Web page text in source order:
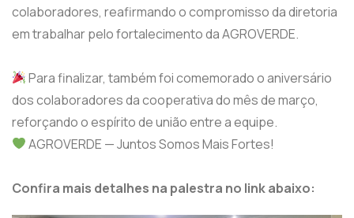
colaboradores, reafirmando o compromisso da diretoria
em trabalhar pelo fortalecimento da AGROVERDE.
Para finalizar, também foi comemorado o aniversário
dos colaboradores da cooperativa do mês de março,
reforçando o espírito de união entre a equipe.
AGROVERDE — Juntos Somos Mais Fortes!
Confira mais detalhes na palestra no link abaixo: